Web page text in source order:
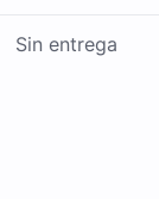
Sin entrega